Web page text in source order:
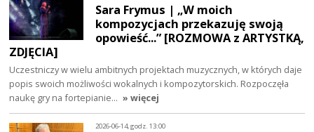
Sara Frymus | „W moich
kompozycjach przekazuję swoją
opowieść...” [ROZMOWA z ARTYSTKĄ,
ZDJĘCIA]
Uczestniczy w wielu ambitnych projektach muzycznych, w których daje
popis swoich możliwości wokalnych i kompozytorskich. Rozpoczęła
naukę gry na fortepianie… » więcej
2026-06-14, godz. 13:00